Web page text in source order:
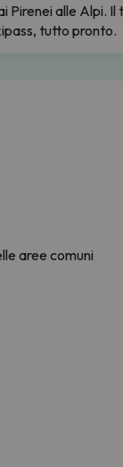
Pirenei alle Alpi. Il
tutto pronto.
aree comuni